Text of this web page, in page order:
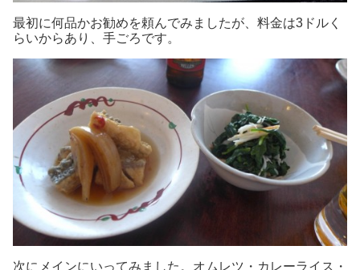
最初に何品かお勧めを頼んでみましたが、料金は3ドルく
らいからあり、手ごろです。
次にメインにいってみました。オムレツ・カレーライス・